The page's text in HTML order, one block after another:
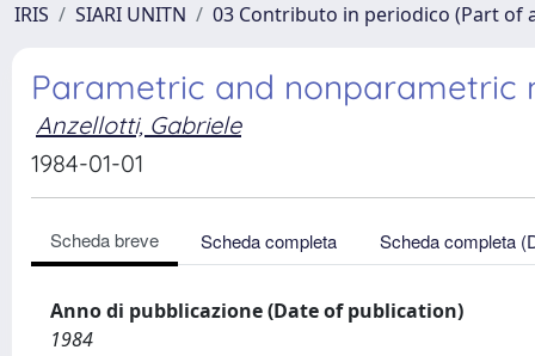
IRIS SIARI UNITN 03 Contributo in periodico (Part of
Parametric and nonparametric
Anzellotti, Gabriele
1984-01-01
Scheda breve Scheda completa Scheda completa
Anno di pubblicazione (Date of publication)
1984